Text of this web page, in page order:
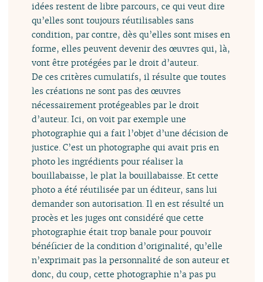
idées restent de libre parcours, ce qui veut dire
qu’elles sont toujours réutilisables sans
condition, par contre, dès qu’elles sont mises en
forme, elles peuvent devenir des œuvres qui, là,
vont être protégées par le droit d’auteur.
De ces critères cumulatifs, il résulte que toutes
les créations ne sont pas des œuvres
nécessairement protégeables par le droit
d’auteur. Ici, on voit par exemple une
photographie qui a fait l’objet d’une décision de
justice. C’est un photographe qui avait pris en
photo les ingrédients pour réaliser la
bouillabaisse, le plat la bouillabaisse. Et cette
photo a été réutilisée par un éditeur, sans lui
demander son autorisation. Il en est résulté un
procès et les juges ont considéré que cette
photographie était trop banale pour pouvoir
bénéficier de la condition d’originalité, qu’elle
n’exprimait pas la personnalité de son auteur et
donc, du coup, cette photographie n’a pas pu